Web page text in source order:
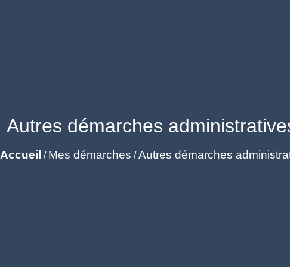
Autres démarches
Accueil / Mes démarches /Autres démarches